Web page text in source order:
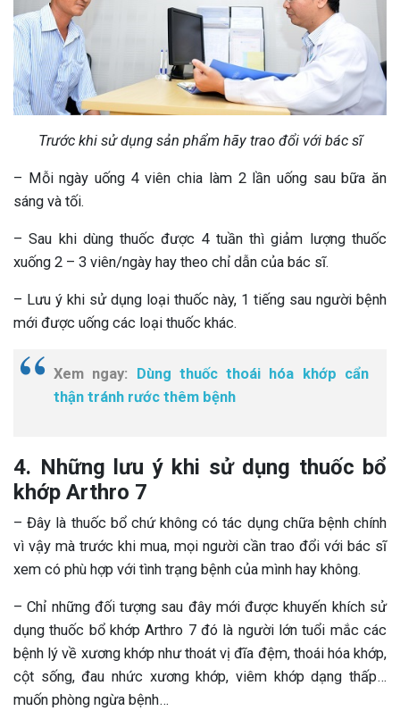
Trước khi sử dụng sản phẩm hãy trao đổi với bác sĩ
– Mỗi ngày uống 4 viên chia làm 2 lần uống sau bữa ăn
sáng và tối.
– Sau khi dùng thuốc được 4 tuần thì giảm lượng thuốc
xuống 2 – 3 viên/ngày hay theo chỉ dẫn của bác sĩ.
– Lưu ý khi sử dụng loại thuốc này, 1 tiếng sau người bệnh
mới được uống các loại thuốc khác.
Xem ngay:
Dùng thuốc thoái hóa khớp cẩn
thận tránh rước thêm bệnh
4. Những lưu ý khi sử dụng thuốc bổ
khớp Arthro 7
– Đây là thuốc bổ chứ không có tác dụng chữa bệnh chính
vì vậy mà trước khi mua, mọi người cần trao đổi với bác sĩ
xem có phù hợp với tình trạng bệnh của mình hay không.
– Chỉ những đối tượng sau đây mới được khuyến khích sử
dụng thuốc bổ khớp Arthro 7 đó là người lớn tuổi mắc các
bệnh lý về xương khớp như thoát vị đĩa đệm, thoái hóa khớp,
cột sống, đau nhức xương khớp, viêm khớp dạng thấp…
muốn phòng ngừa bệnh…